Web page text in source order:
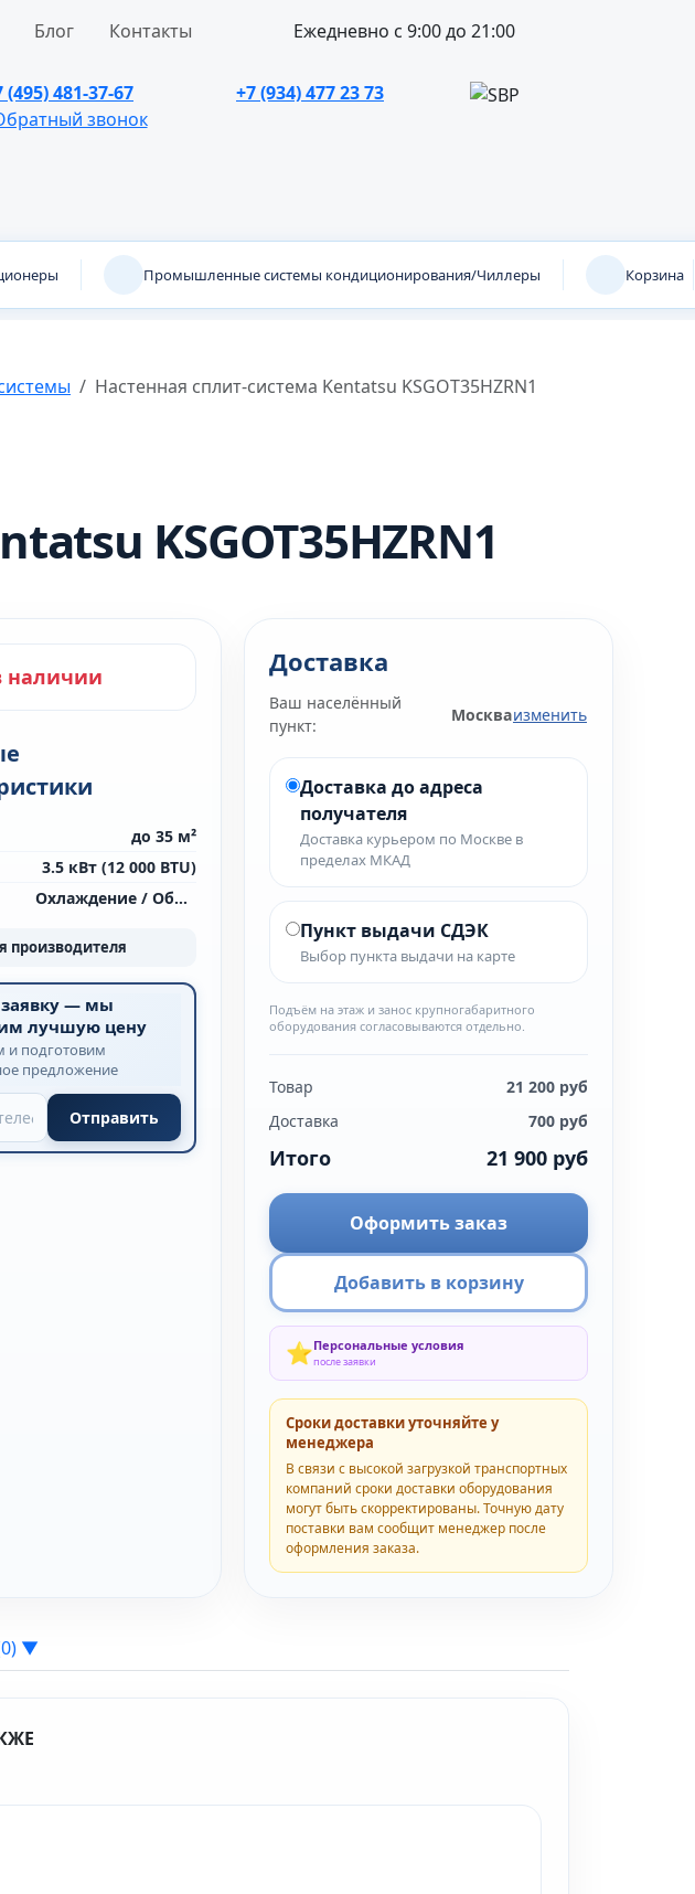
Блог Контакты Ежедневно с 9:00 до 21:00
(495) 481-37-67
звонок
+7 (934) 477 23 73
Промышленные системы кондиционирования/Чиллеры Корзина
Настенная сплит-система Kentatsu KSGOT35HZRN1
KSGOT35HZRN1
наличии
до 35 м²
3.5 кВт (12 000 BTU)
Охлаждение / Обогрев
производителя
заявку — мы
лучшую цену
и подготовим
предложение
Отправить
Доставка
Ваш населённый
пункт:
Москваизменить
Доставка до адреса
получателя
Доставка курьером по Москве в
пределах МКАД
Пункт выдачи СДЭК
Выбор пункта выдачи на карте
Подъём на этаж и занос крупногабаритного
оборудования согласовываются отдельно.
Товар 21 200руб
Доставка
700руб
Итого 21 900руб
Оформить заказ
Добавить в корзину
⭐Персональные условия
после заявки
Сроки доставки уточняйте у
менеджера
В связи с высокой загрузкой транспортных
компаний сроки доставки оборудования
могут быть скорректированы. Точную дату
поставки вам сообщит менеджер после
оформления заказа.
▼